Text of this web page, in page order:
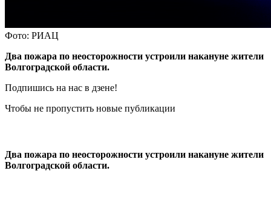
Фото: РИАЦ
Два пожара по неосторожности устроили накануне жители
Волгоградской области.
Подпишись на нас в дзене!
Чтобы не пропустить новые публикации
Два пожара по неосторожности устроили накануне жители
Волгоградской области.